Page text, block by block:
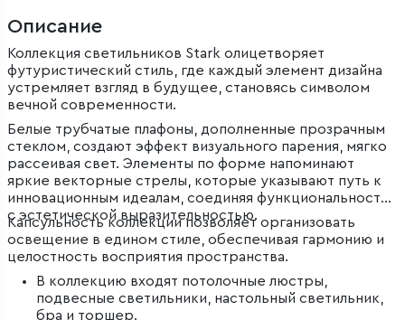
Описание
Коллекция светильников Stark олицетворяет
футуристический стиль, где каждый элемент дизайна
устремляет взгляд в будущее, становясь символом
вечной современности.
Белые трубчатые плафоны, дополненные прозрачным
стеклом, создают эффект визуального парения, мягко
рассеивая свет. Элементы по форме напоминают
яркие векторные стрелы, которые указывают путь к
инновационным идеалам, соединяя функциональность
с эстетической выразительностью.
Капсульность коллекции позволяет организовать
освещение в едином стиле, обеспечивая гармонию и
целостность восприятия пространства.
В коллекцию входят потолочные люстры,
подвесные светильники, настольный светильник,
бра и торшер.